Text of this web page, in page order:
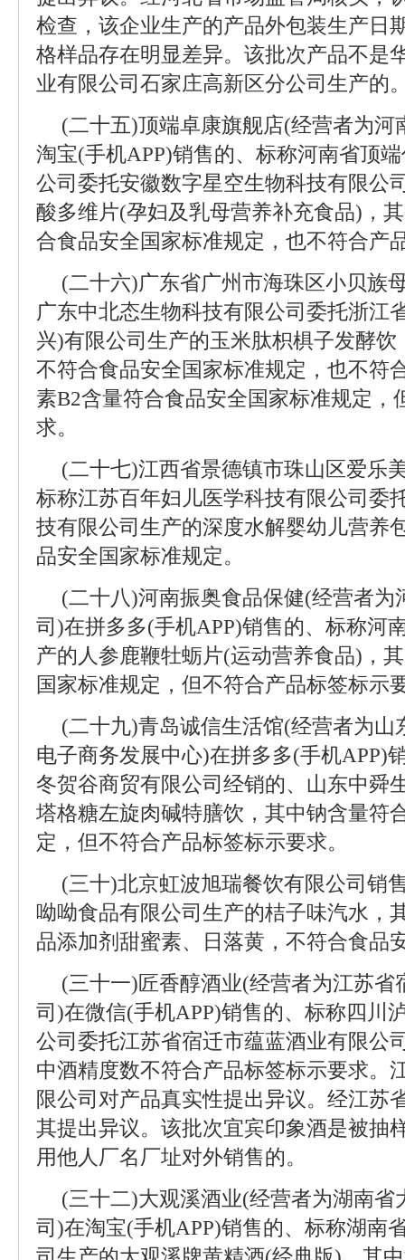
检查，该企业生产的产品外包装生产日
格样品存在明显差异。该批次产品不是
业有限公司石家庄高新区分公司生产的
(二十五)顶端卓康旗舰店(经营者为河
淘宝(手机APP)销售的、标称河南省顶
公司委托安徽数字星空生物科技有限公
酸多维片(孕妇及乳母营养补充食品)，
合食品安全国家标准规定，也不符合产
(二十六)广东省广州市海珠区小贝族
广东中北态生物科技有限公司委托浙江
兴)有限公司生产的玉米肽枳椇子发酵
不符合食品安全国家标准规定，也不符
素B2含量符合食品安全国家标准规定，
求。
(二十七)江西省景德镇市珠山区爱乐
标称江苏百年妇儿医学科技有限公司委
技有限公司生产的深度水解婴幼儿营养
品安全国家标准规定。
(二十八)河南振奥食品保健(经营者为
司)在拼多多(手机APP)销售的、标称河
产的人参鹿鞭牡蛎片(运动营养食品)，
国家标准规定，但不符合产品标签标示
(二十九)青岛诚信生活馆(经营者为山
电子商务发展中心)在拼多多(手机APP)
冬贺谷商贸有限公司经销的、山东中舜
塔格糖左旋肉碱特膳饮，其中钠含量符
定，但不符合产品标签标示要求。
(三十)北京虹波旭瑞餐饮有限公司销
呦呦食品有限公司生产的桔子味汽水，
品添加剂甜蜜素、日落黄，不符合食品
(三十一)匠香醇酒业(经营者为江苏省
司)在微信(手机APP)销售的、标称四川
公司委托江苏省宿迁市蕴蓝酒业有限公
中酒精度数不符合产品标签标示要求。
限公司对产品真实性提出异议。经江苏
其提出异议。该批次宜宾印象酒是被抽
用他人厂名厂址对外销售的。
(三十二)大观溪酒业(经营者为湖南省
司)在淘宝(手机APP)销售的、标称湖南